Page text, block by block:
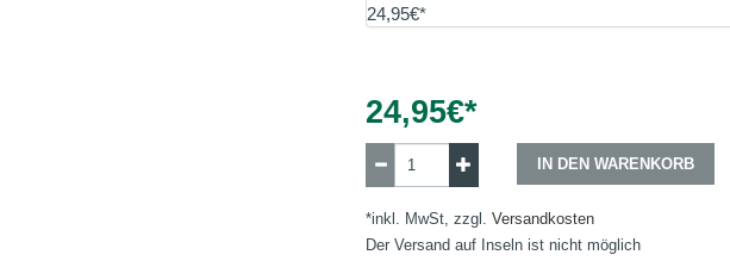
24,95€*
24,95€*
IN DEN WARENKORB
*inkl. MwSt, zzgl. Versandkosten
Der Versand auf Inseln ist nicht möglich